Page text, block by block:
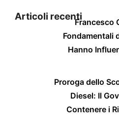
Articoli recentiFrancesco
Fondamentali
Hanno
Proroga dello
Diesel: Il
Contenere i